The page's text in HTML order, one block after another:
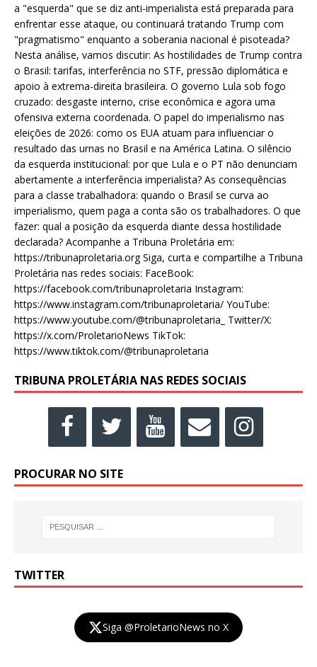
a "esquerda" que se diz anti-imperialista está preparada para
enfrentar esse ataque, ou continuará tratando Trump com
"pragmatismo" enquanto a soberania nacional é pisoteada?
Nesta análise, vamos discutir: As hostilidades de Trump contra
o Brasil: tarifas, interferência no STF, pressão diplomática e
apoio à extrema-direita brasileira. O governo Lula sob fogo
cruzado: desgaste interno, crise econômica e agora uma
ofensiva externa coordenada. O papel do imperialismo nas
eleições de 2026: como os EUA atuam para influenciar o
resultado das urnas no Brasil e na América Latina. O silêncio
da esquerda institucional: por que Lula e o PT não denunciam
abertamente a interferência imperialista? As consequências
para a classe trabalhadora: quando o Brasil se curva ao
imperialismo, quem paga a conta são os trabalhadores. O que
fazer: qual a posição da esquerda diante dessa hostilidade
declarada? Acompanhe a Tribuna Proletária em:
https://tribunaproletaria.org Siga, curta e compartilhe a Tribuna
Proletária nas redes sociais: FaceBook:
https://facebook.com/tribunaproletaria Instagram:
https://www.instagram.com/tribunaproletaria/ YouTube:
https://www.youtube.com/@tribunaproletaria_ Twitter/X:
https://x.com/ProletarioNews TikTok:
https://www.tiktok.com/@tribunaproletaria
TRIBUNA PROLETÁRIA NAS REDES SOCIAIS
PROCURAR NO SITE
TWITTER
Siga @ProletarioNews no X